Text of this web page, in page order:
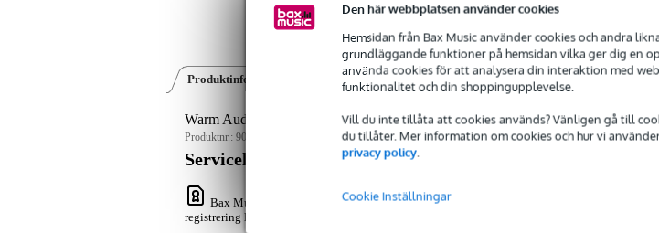
Den här webbplatsen använder cookies
Hemsidan från Bax Music använder cookies och andra
grundläggande funktioner på hemsidan vilka ger dig en
använda cookies för att analysera din interaktion med
funktionalitet och din shoppingupplevelse.
Vill du inte tillåta att cookies används? Vänligen gå till
du tillåter. Mer information om cookies och hur vi
privacy policy.
Cookie Inställningar
Produktinformation Recensioner(0)
Warm Audio WA-DI-P2 passiv stereo DI
Produktnr.: 9000-0153-5454
Servicelöfte
Bax Music Garanti
: På denna produkt lämnas 5 års garanti (vid registrering hos
registrering lämnas 2 års garanti.